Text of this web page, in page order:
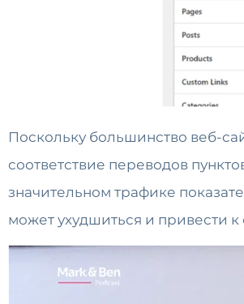
Поскольку большинство веб-
соответствие переводов
значительном трафике
может ухудшиться и привести